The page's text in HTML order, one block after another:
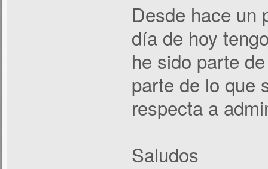
Desde hace un
día de hoy
he sido parte
parte de lo que
respecta a
Saludos